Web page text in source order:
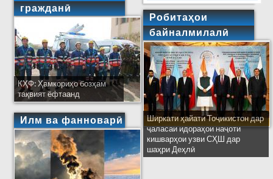
гражданӣ
КҲФ: Ҳамкориҳо бозҳам
тақвият ёфтаанд
Илм ва фанноварӣ
Робитаҳои
байналмилалӣ
Ширкати ҳайати Тоҷикистон дар
ҷаласаи идораҳои наҷоти
кишварҳои узви СҲШ дар
шаҳри Деҳлӣ